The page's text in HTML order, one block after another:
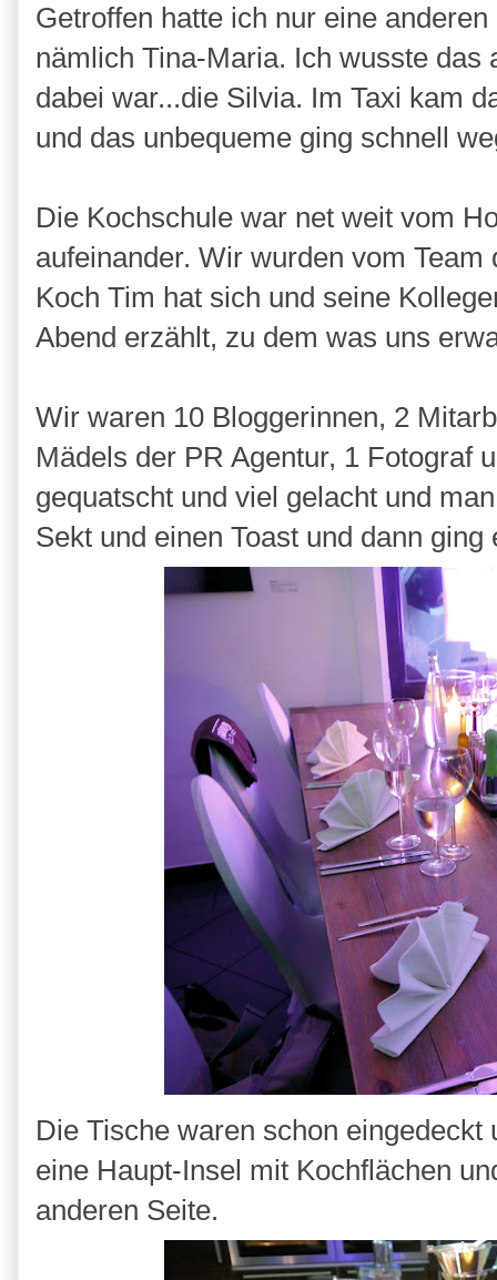
Getroffen hatte ich nur eine
nämlich Tina-Maria. Ich wusste
dabei war...die Silvia. Im Taxi kam
und das unbequeme ging schnell
Die Kochschule war net weit vom
aufeinander. Wir wurden vom
Koch Tim hat sich und seine
Abend erzählt, zu dem was uns
Wir waren 10 Bloggerinnen, 2
Mädels der PR Agentur, 1 Fotograf
gequatscht und viel gelacht und
Sekt und einen Toast und dann
Die Tische waren schon
eine Haupt-Insel mit Kochflächen
anderen Seite.